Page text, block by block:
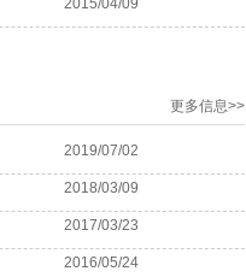
2015/04/09
更多信息>>
2019/07/02
2018/03/09
2017/03/23
2016/05/24